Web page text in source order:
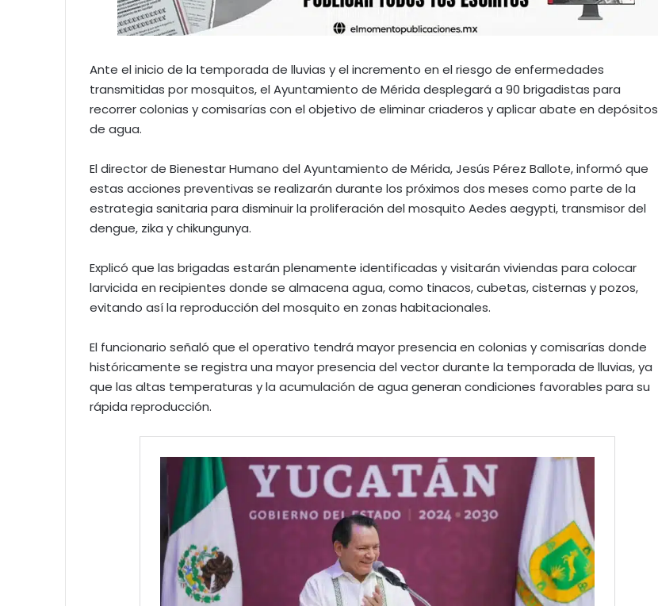
Ante el inicio de la temporada de lluvias y el incremento en el riesgo de enfermedades
transmitidas por mosquitos, el Ayuntamiento de Mérida desplegará a 90 brigadistas para
recorrer colonias y comisarías con el objetivo de eliminar criaderos y aplicar abate en depósitos
de agua.
El director de Bienestar Humano del Ayuntamiento de Mérida, Jesús Pérez Ballote, informó que
estas acciones preventivas se realizarán durante los próximos dos meses como parte de la
estrategia sanitaria para disminuir la proliferación del mosquito Aedes aegypti, transmisor del
dengue, zika y chikungunya.
Explicó que las brigadas estarán plenamente identificadas y visitarán viviendas para colocar
larvicida en recipientes donde se almacena agua, como tinacos, cubetas, cisternas y pozos,
evitando así la reproducción del mosquito en zonas habitacionales.
El funcionario señaló que el operativo tendrá mayor presencia en colonias y comisarías donde
históricamente se registra una mayor presencia del vector durante la temporada de lluvias, ya
que las altas temperaturas y la acumulación de agua generan condiciones favorables para su
rápida reproducción.